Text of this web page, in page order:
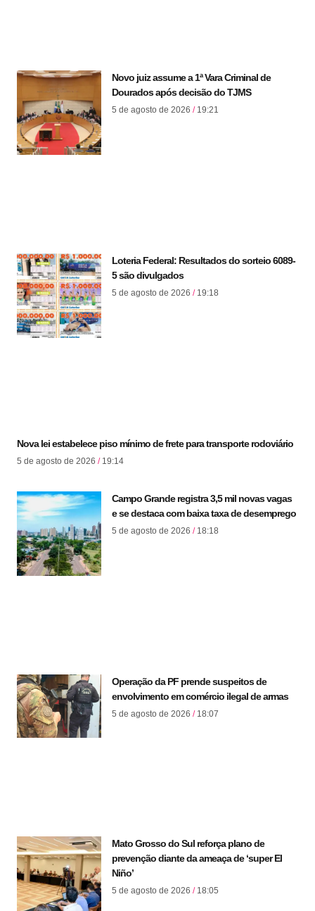
Novo juiz assume a 1ª Vara Criminal de
Dourados após decisão do TJMS
5 de agosto de 2026 19:21
Loteria Federal: Resultados do sorteio 6089-
5 são divulgados
5 de agosto de 2026 19:18
Nova lei estabelece piso mínimo de frete para transporte rodoviário
5 de agosto de 2026 19:14
Campo Grande registra 3,5 mil novas vagas
e se destaca com baixa taxa de desemprego
5 de agosto de 2026 18:18
Operação da PF prende suspeitos de
envolvimento em comércio ilegal de armas
5 de agosto de 2026 18:07
Mato Grosso do Sul reforça plano de
prevenção diante da ameaça de ‘super El
Niño’
5 de agosto de 2026 18:05